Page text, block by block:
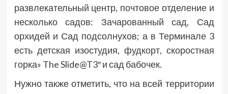
развлекательный центр, почтовое отделение и
несколько садов: Зачарованный сад, Сад
орхидей и Сад подсолнухов; а в Терминале 3
есть детская изостудия, фудкорт, скоростная
горка» The Slide@T3″ и сад бабочек.
Нужно также отметить, что на всей территории